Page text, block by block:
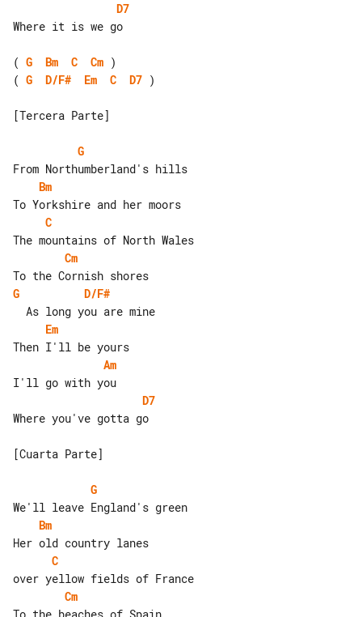
D7
Where it is we go
( G Bm C Cm
( G D/F# Em C D7 )
[Tercera Parte]
G
Bm
C
Cm
G
D/F#
Em
Am
D7
Where you've gotta go
[Cuarta Parte]
G
Bm
C
Cm